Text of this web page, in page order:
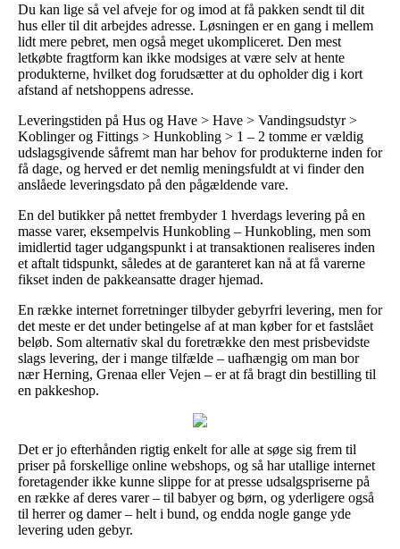
Du kan lige så vel afveje for og imod at få pakken sendt til dit
hus eller til dit arbejdes adresse. Løsningen er en gang i mellem
lidt mere pebret, men også meget ukompliceret. Den mest
letkøbte fragtform kan ikke modsiges at være selv at hente
produkterne, hvilket dog forudsætter at du opholder dig i kort
afstand af netshoppens adresse.
Leveringstiden på Hus og Have > Have > Vandingsudstyr >
Koblinger og Fittings > Hunkobling > 1 – 2 tomme er vældig
udslagsgivende såfremt man har behov for produkterne inden for
få dage, og herved er det nemlig meningsfuldt at vi finder den
anslåede leveringsdato på den pågældende vare.
En del butikker på nettet frembyder 1 hverdags levering på en
masse varer, eksempelvis Hunkobling – Hunkobling, men som
imidlertid tager udgangspunkt i at transaktionen realiseres inden
et aftalt tidspunkt, således at de garanteret kan nå at få varerne
fikset inden de pakkeansatte drager hjemad.
En række internet forretninger tilbyder gebyrfri levering, men for
det meste er det under betingelse af at man køber for et fastslået
beløb. Som alternativ skal du foretrække den mest prisbevidste
slags levering, der i mange tilfælde – uafhængig om man bor
nær Herning, Grenaa eller Vejen – er at få bragt din bestilling til
en pakkeshop.
Det er jo efterhånden rigtig enkelt for alle at søge sig frem til
priser på forskellige online webshops, og så har utallige internet
foretagender ikke kunne slippe for at presse udsalgspriserne på
en række af deres varer – til babyer og børn, og yderligere også
til herrer og damer – helt i bund, og endda nogle gange yde
levering uden gebyr.